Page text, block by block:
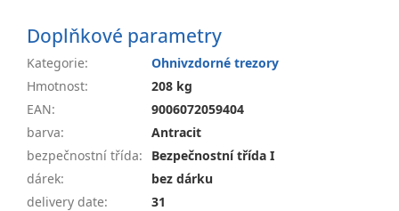
Doplňkové parametry
Kategorie:
Ohnivzdorné trezory
Hmotnost:
208 kg
EAN:
9006072059404
barva:
Antracit
bezpečnostní třída:
Bezpečnostní třída I
dárek:
bez dárku
delivery date:
31